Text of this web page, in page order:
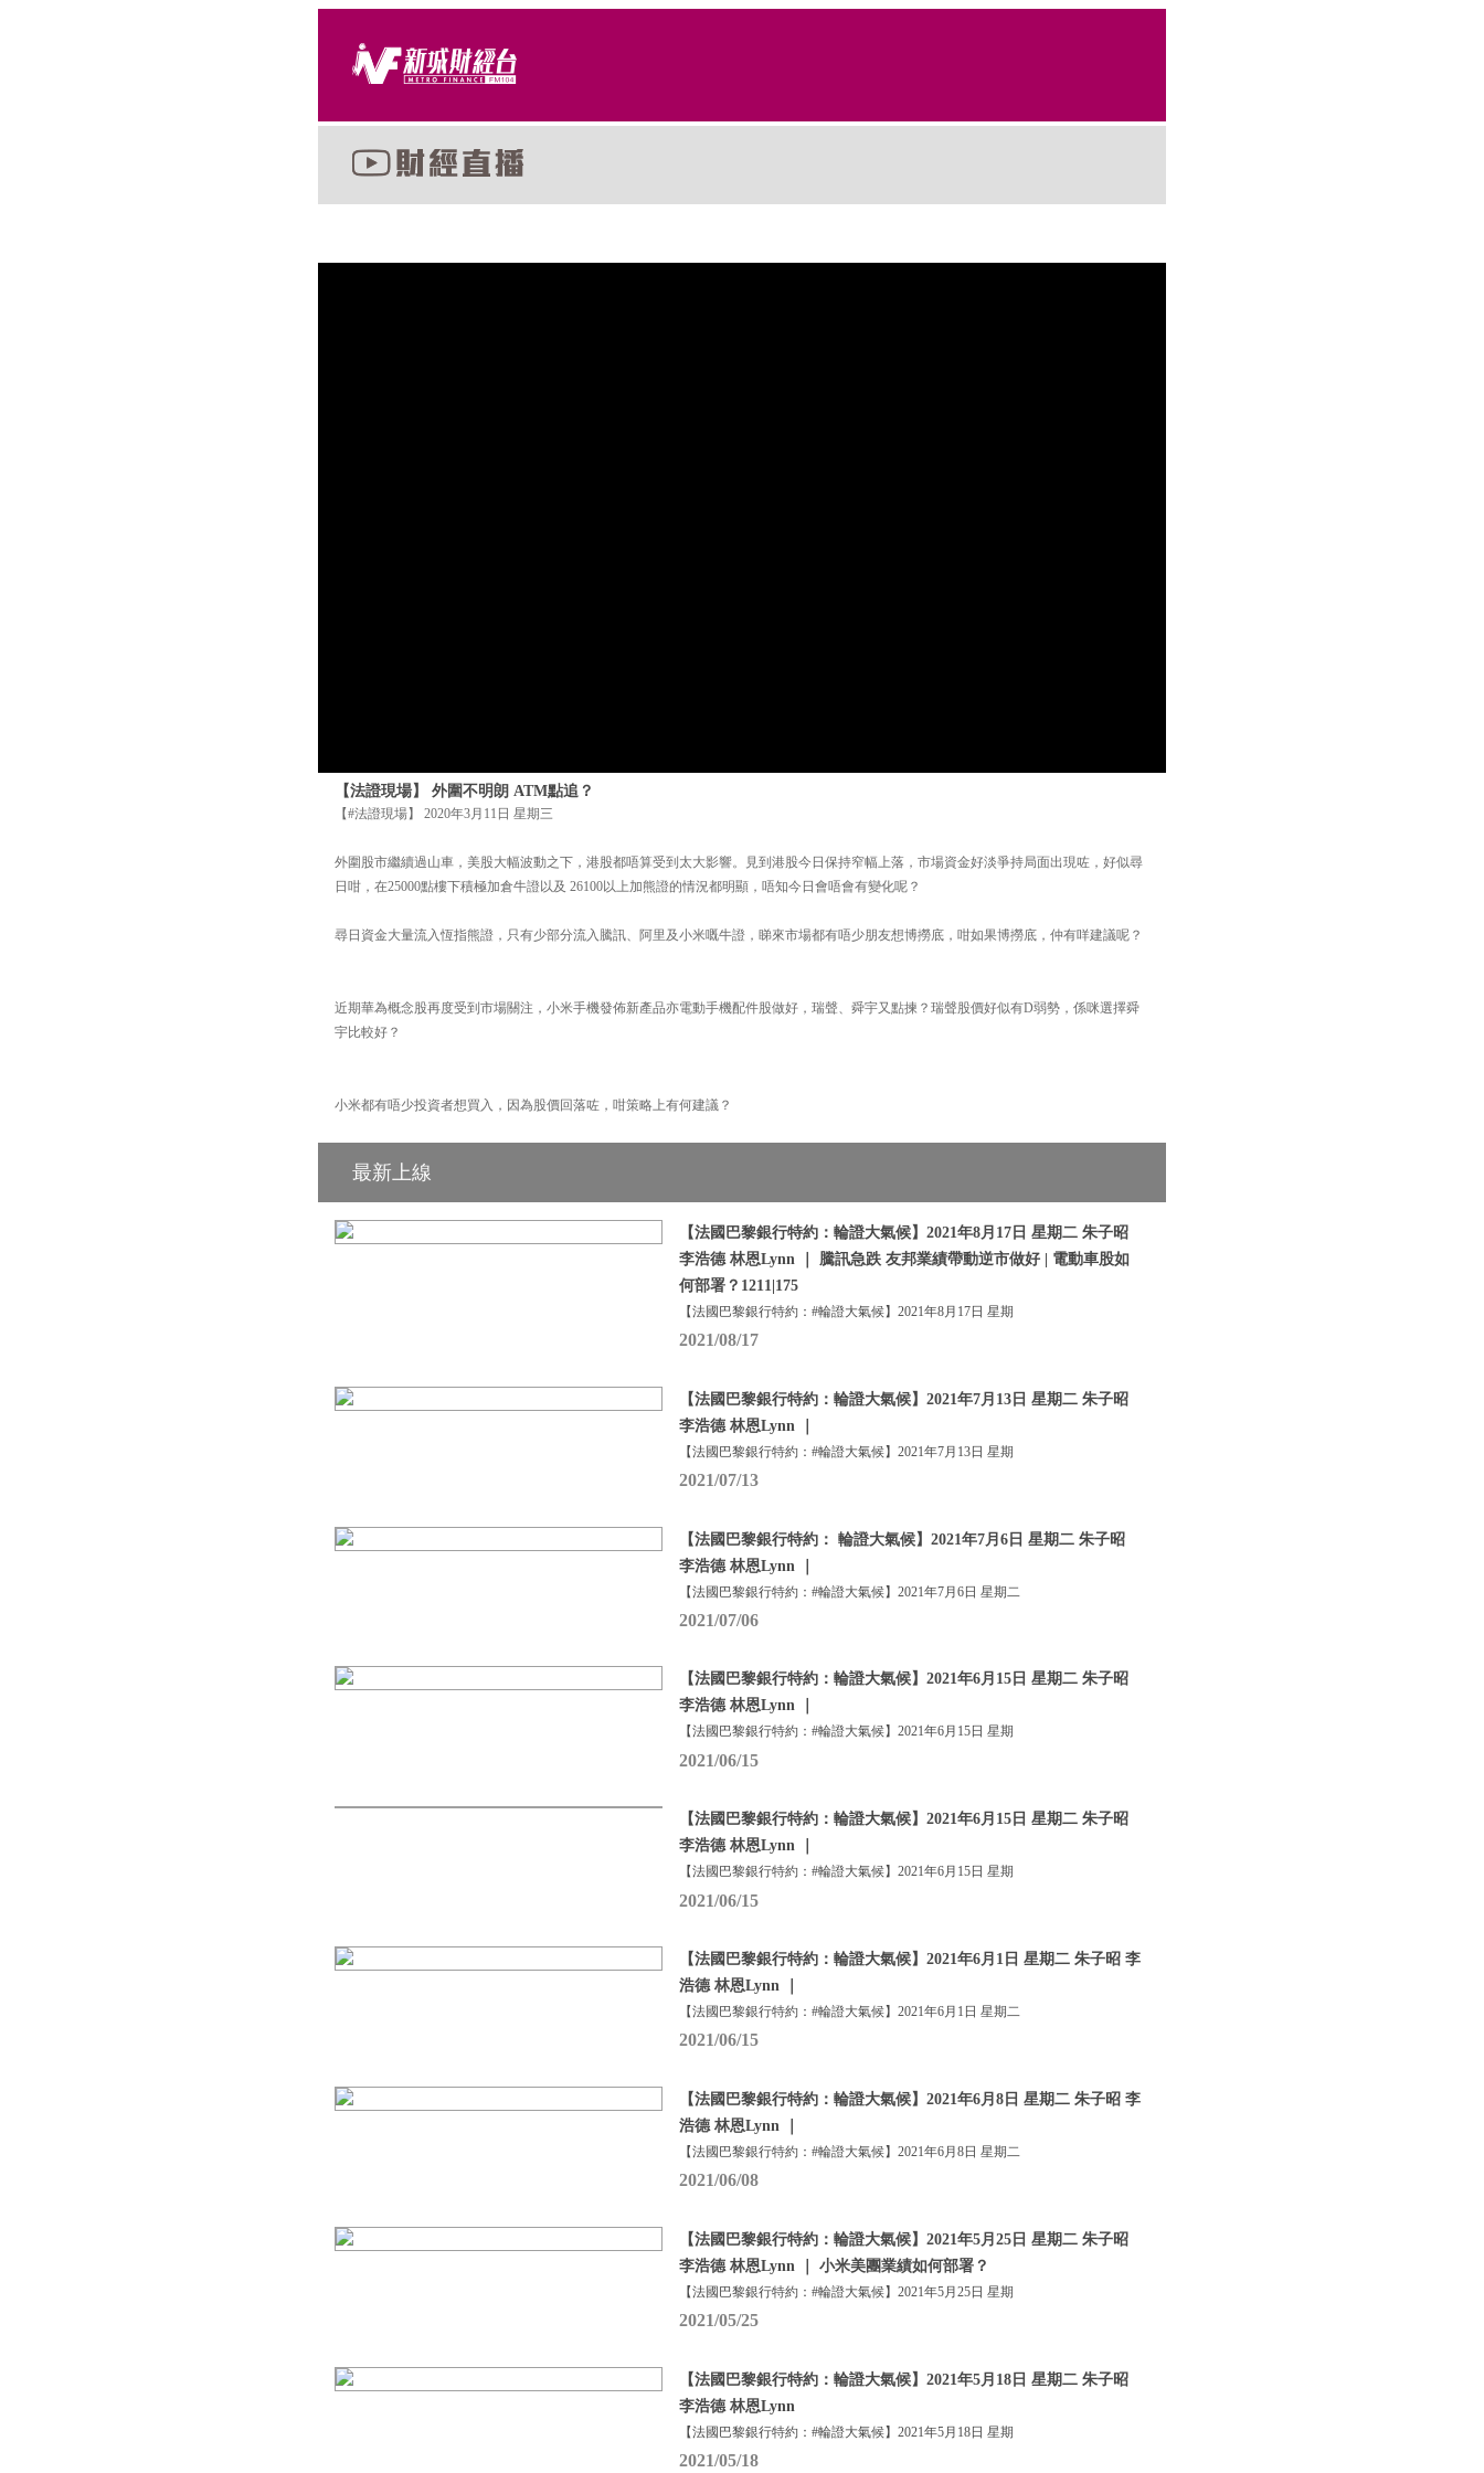
【法證現場】 外圍不明朗 ATM點追？
【#法證現場】 2020年3月11日 星期三
外圍股市繼續過山車，美股大幅波動之下，港股都唔算受到太大影響。見到港股今日保持窄幅上落，市場資金好淡爭持局面出現咗，好似尋
日咁，在25000點樓下積極加倉牛證以及 26100以上加熊證的情況都明顯，唔知今日會唔會有變化呢？
尋日資金大量流入恆指熊證，只有少部分流入騰訊、阿里及小米嘅牛證，睇來市場都有唔少朋友想博撈底，咁如果博撈底，仲有咩建議呢？
近期華為概念股再度受到市場關注，小米手機發佈新產品亦電動手機配件股做好，瑞聲、舜宇又點揀？瑞聲股價好似有D弱勢，係咪選擇舜
宇比較好？
小米都有唔少投資者想買入，因為股價回落咗，咁策略上有何建議？
最新上線
【法國巴黎銀行特約：輪證大氣候】2021年8月17日 星期二 朱子昭
李浩德 林恩Lynn ｜ 騰訊急跌 友邦業績帶動逆市做好 | 電動車股如
何部署？1211|175
【法國巴黎銀行特約：#輪證大氣候】2021年8月17日 星期
2021/08/17
【法國巴黎銀行特約：輪證大氣候】2021年7月13日 星期二 朱子昭
李浩德 林恩Lynn ｜
【法國巴黎銀行特約：#輪證大氣候】2021年7月13日 星期
2021/07/13
【法國巴黎銀行特約： 輪證大氣候】2021年7月6日 星期二 朱子昭
李浩德 林恩Lynn ｜
【法國巴黎銀行特約：#輪證大氣候】2021年7月6日 星期二
2021/07/06
【法國巴黎銀行特約：輪證大氣候】2021年6月15日 星期二 朱子昭
李浩德 林恩Lynn ｜
【法國巴黎銀行特約：#輪證大氣候】2021年6月15日 星期
2021/06/15
【法國巴黎銀行特約：輪證大氣候】2021年6月15日 星期二 朱子昭
李浩德 林恩Lynn ｜
【法國巴黎銀行特約：#輪證大氣候】2021年6月15日 星期
2021/06/15
【法國巴黎銀行特約：輪證大氣候】2021年6月1日 星期二 朱子昭 李
浩德 林恩Lynn ｜
【法國巴黎銀行特約：#輪證大氣候】2021年6月1日 星期二
2021/06/15
【法國巴黎銀行特約：輪證大氣候】2021年6月8日 星期二 朱子昭 李
浩德 林恩Lynn ｜
【法國巴黎銀行特約：#輪證大氣候】2021年6月8日 星期二
2021/06/08
【法國巴黎銀行特約：輪證大氣候】2021年5月25日 星期二 朱子昭
李浩德 林恩Lynn ｜ 小米美團業績如何部署？
【法國巴黎銀行特約：#輪證大氣候】2021年5月25日 星期
2021/05/25
【法國巴黎銀行特約：輪證大氣候】2021年5月18日 星期二 朱子昭
李浩德 林恩Lynn
【法國巴黎銀行特約：#輪證大氣候】2021年5月18日 星期
2021/05/18